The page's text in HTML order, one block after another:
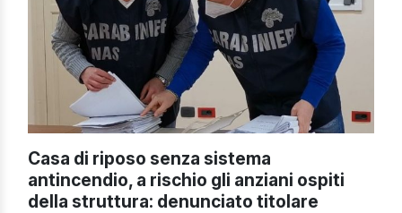
Casa di riposo senza sistema
antincendio, a rischio gli anziani ospiti
della struttura: denunciato titolare